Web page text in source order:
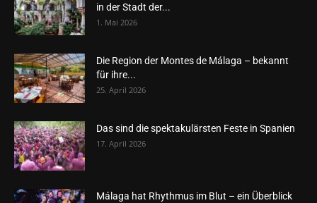
in der Stadt der...
1. Mai 2026
Die Region der Montes de Málaga – bekannt
für ihre...
25. April 2026
Das sind die spektakulärsten Feste in Spanien
17. April 2026
Málaga hat Rhythmus im Blut – ein Überblick